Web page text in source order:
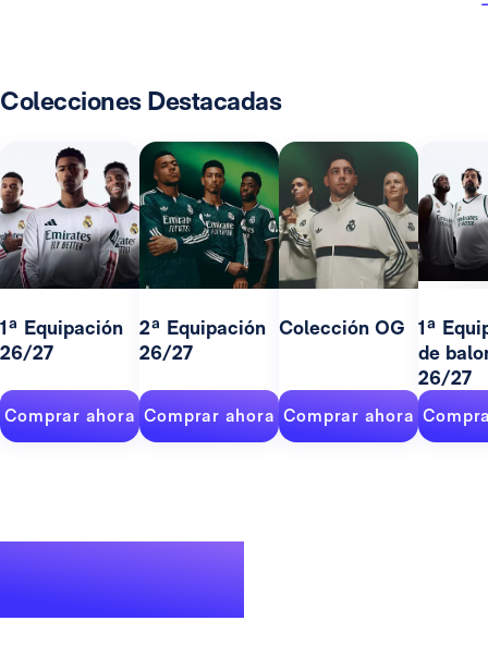
Colecciones Destacadas
1ª Equipación
26/27
Comprar ahora
2ª Equipación
26/27
Comprar ahora
Colección OG
Comprar ahora
1ª
de
26/27